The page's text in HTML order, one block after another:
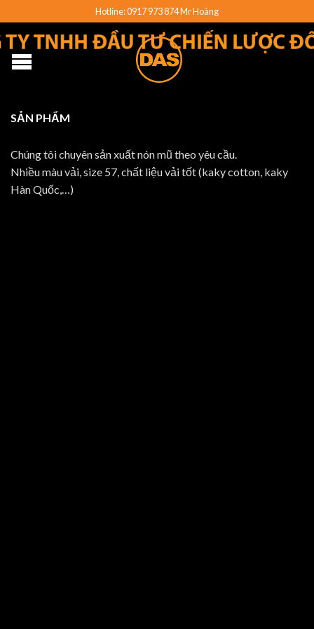
Hotline: 0917 973 874 Mr Hoàng
SẢN PHẨM
Chúng tôi chuyên sản xuất nón mũ theo yêu cầu.
Nhiều màu vải, size 57, chất liệu vải tốt (kaky cotton, kaky
Hàn Quốc,…)